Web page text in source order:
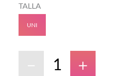
TALLA
UNI
＋
－